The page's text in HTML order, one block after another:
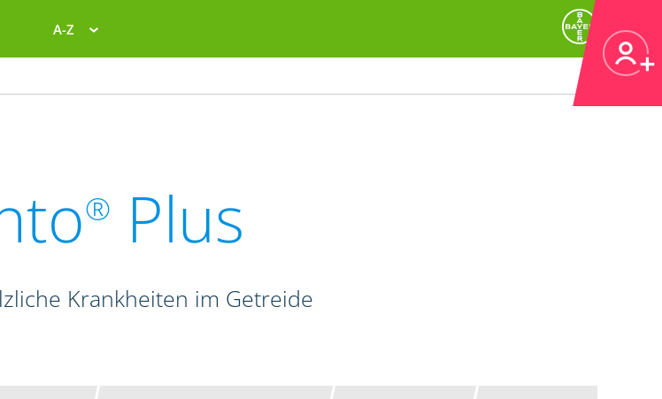
A-Z
® Plus
Krankheiten im Getreide